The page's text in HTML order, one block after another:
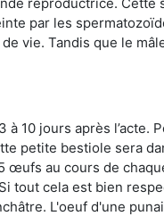
par les
vie. Tandis que le
10 jours après
petite bestiole sera
œufs au cours de
tout cela est bien
L'oeuf d'une